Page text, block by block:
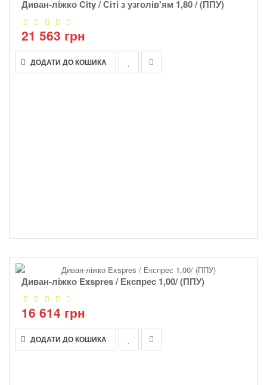
Диван-ліжко City / Сіті з узголів'ям 1,80 / (ППУ)
21 563 грн
ДОДАТИ ДО КОШИКА
Диван-ліжко Exspres / Експрес 1,00/ (ППУ)
16 614 грн
ДОДАТИ ДО КОШИКА